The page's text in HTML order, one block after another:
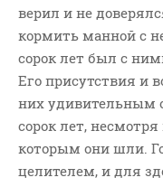
верил и не
кормить манной с
сорок лет был с
Его присутствия и
них удивительным
сорок лет,
которым они шли.
целителем, и для